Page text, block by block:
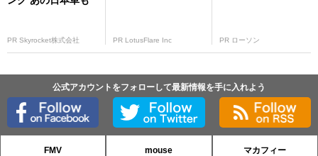
PR Skyrocket株式会社 PR LotusFlare Inc PR ローソン
公式アカウントをフォローして最新情報を手に入れよう
FMV mouse マカフィー